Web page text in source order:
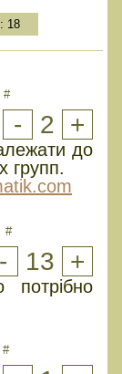
18
#
- 2 +
до
групп.
#
- 13 +
потрібно
#